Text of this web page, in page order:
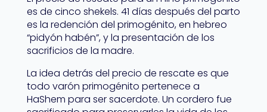
es de cinco shekels. 41 días después del parto
es la redención del primogénito, en hebreo
“pidyón habén”, y la presentación de los
sacrificios de la madre.
La idea detrás del precio de rescate es que
todo varón primogénito pertenece a
HaShem para ser sacerdote. Un cordero fue